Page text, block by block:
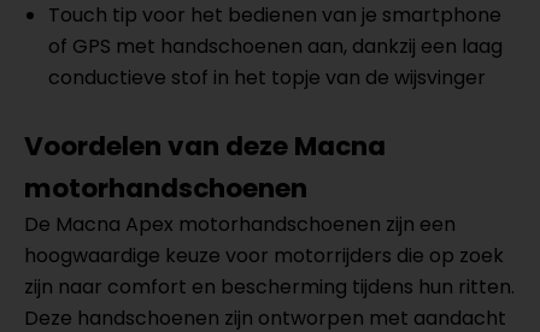
Touch tip voor het bedienen van je smartphone
of GPS met handschoenen aan, dankzij een laag
conductieve stof in het topje van de wijsvinger
Voordelen van deze Macna
motorhandschoenen
De Macna Apex motorhandschoenen zijn een
hoogwaardige keuze voor motorrijders die op zoek
zijn naar comfort en bescherming tijdens hun ritten.
Deze handschoenen zijn ontworpen met aandacht